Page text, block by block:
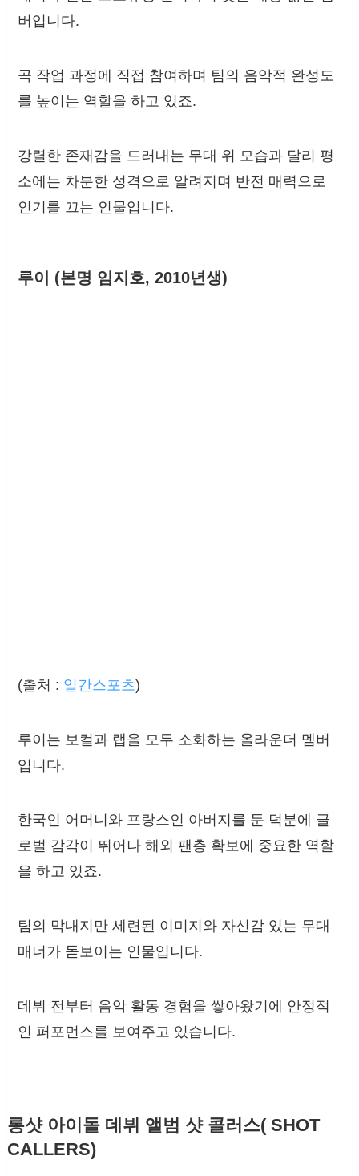
버입니다.
곡 작업 과정에 직접 참여하며 팀의 음악적 완성도
를 높이는 역할을 하고 있죠.
강렬한 존재감을 드러내는 무대 위 모습과 달리 평
소에는 차분한 성격으로 알려지며 반전 매력으로
인기를 끄는 인물입니다.
루이 (본명 임지호, 2010년생)
(출처 : 일간스포츠)
루이는 보컬과 랩을 모두 소화하는 올라운더 멤버
입니다.
한국인 어머니와 프랑스인 아버지를 둔 덕분에 글
로벌 감각이 뛰어나 해외 팬층 확보에 중요한 역할
을 하고 있죠.
팀의 막내지만 세련된 이미지와 자신감 있는 무대
매너가 돋보이는 인물입니다.
데뷔 전부터 음악 활동 경험을 쌓아왔기에 안정적
인 퍼포먼스를 보여주고 있습니다.
롱샷 아이돌 데뷔 앨범 샷 콜러스( SHOT
CALLERS)